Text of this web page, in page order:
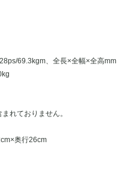
69.3kgm、全長×全幅×全高mm
れておりません。
奥行26cm